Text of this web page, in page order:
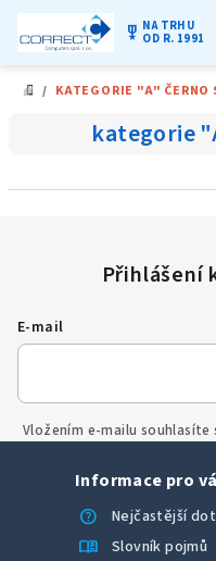
military_tech NA TRHU
OD R. 1991
DOMŮ
/ KATEGORIE "A" ČERNO
kategorie
E-mail
Vložením e-mailu souhlasíte
Informace pro
help
Nejčastější
menu_book Slovník pojmů